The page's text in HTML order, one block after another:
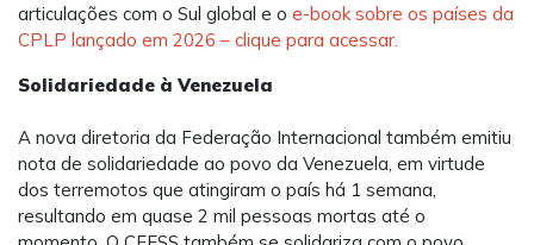
articulações com o Sul global e o e-book sobre os países da
CPLP lançado em 2026 – clique para acessar.
Solidariedade à Venezuela
A nova diretoria da Federação Internacional também emitiu
nota de solidariedade ao povo da Venezuela, em virtude
dos terremotos que atingiram o país há 1 semana,
resultando em quase 2 mil pessoas mortas até o